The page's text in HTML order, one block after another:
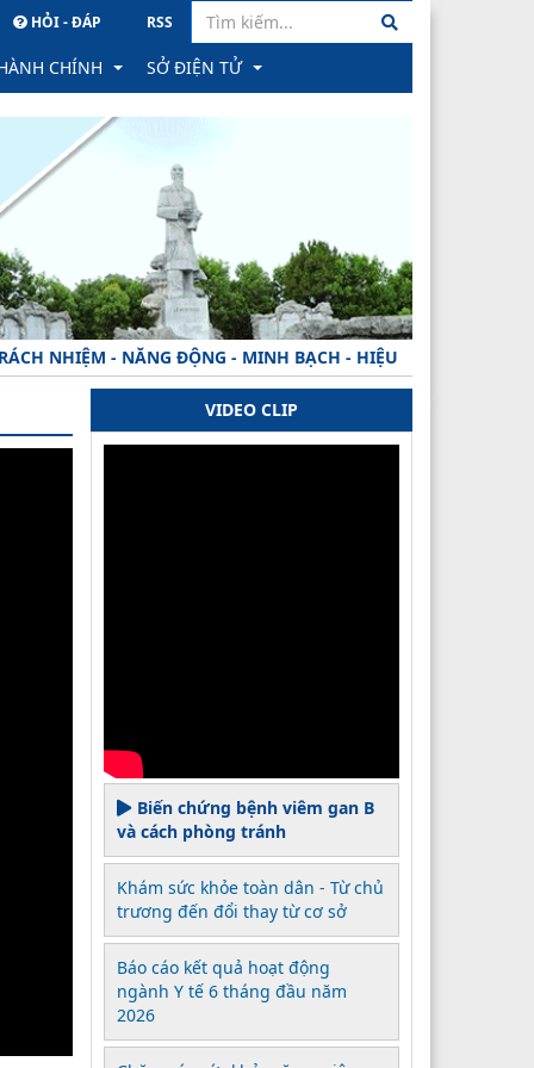
HỎI - ĐÁP RSS
CHÍNH
chính
trực tuyến
trạng xử lý hồ sơ
bản công bố
phản ánh, kiến nghị về quy định hành chính
SỞ ĐIỆN TỬ
PM Quản lý văn bản & Hồ sơ công việc
Hệ thống Hồ sơ Quản lý sức khỏe cá nhân
Hệ thống Gửi nhận văn bản tỉnh
PM Quản lý hồ sơ CB CC, VC tỉnh
NHIỆM - NĂNG ĐỘNG - MINH BẠCH - HIỆU QUẢ !
VIDEO CLIP
Biến chứng bệnh viêm gan B
và cách phòng tránh
Khám sức khỏe toàn dân - Từ chủ
trương đến đổi thay từ cơ sở
Báo cáo kết quả hoạt động
ngành Y tế 6 tháng đầu năm
2026